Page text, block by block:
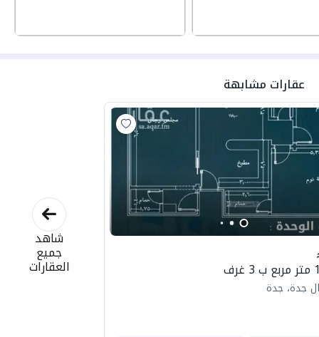
عقارات مشابهة
جدة، جدة
شاهد
جميع
العقارات